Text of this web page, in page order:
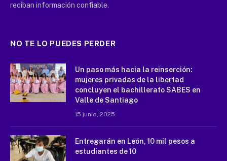
reciban información confiable.
NO TE LO PUEDES PERDER
Un paso más hacia la reinserción:
mujeres privadas de la libertad
concluyen el bachillerato SABES en
Valle de Santiago
15 junio, 2025
Entregarán en León, 10 mil pesos a
estudiantes de 10